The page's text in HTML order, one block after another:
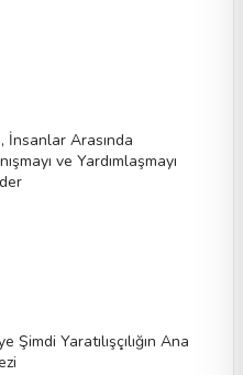
İnsanlar Arasında
ve Yardımlaşmayı
Şimdi Yaratılışçılığın Ana